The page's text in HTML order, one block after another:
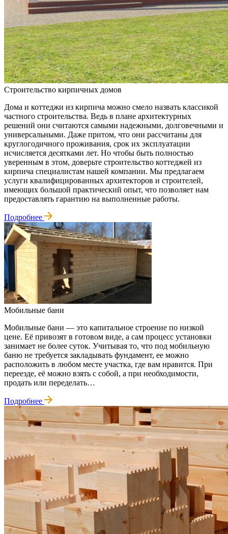
Строительство кирпичных домов
Дома и коттеджи из кирпича можно смело назвать классикой
частного строительства. Ведь в плане архитектурных
решений они считаются самыми надежными, долговечными и
универсальными. Даже притом, что они рассчитаны для
круглогодичного проживания, срок их эксплуатации
исчисляется десятками лет. Но чтобы быть полностью
уверенным в этом, доверьте строительство коттеджей из
кирпича специалистам нашей компании. Мы предлагаем
услуги квалифицированных архитекторов и строителей,
имеющих большой практический опыт, что позволяет нам
предоставлять гарантию на выполненные работы.
Подробнее
Мобильные бани
Мобильные бани — это капитальное строение по низкой
цене. Её привозят в готовом виде, а сам процесс установки
занимает не более суток. Учитывая то, что под мобильную
баню не требуется закладывать фундамент, ее можно
расположить в любом месте участка, где вам нравится. При
переезде, её можно взять с собой, а при необходимости,
продать или переделать…
Подробнее